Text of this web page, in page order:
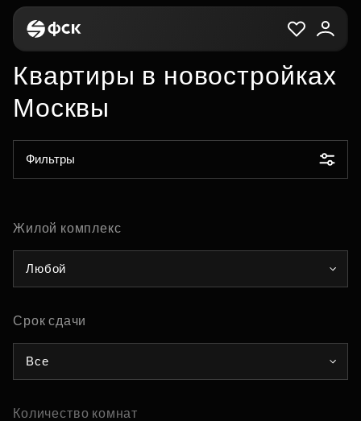
Квартиры в новостройках
Москвы
Фильтры
Жилой комплекс
Любой
Срок сдачи
Все
Количество комнат